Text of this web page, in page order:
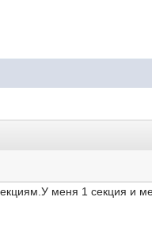
меня 1 секция и